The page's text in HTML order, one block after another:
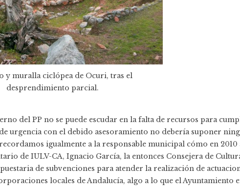
y muralla ciclópea de Ocuri, tras el
desprendimiento parcial.
del PP no se puede escudar en la falta de recursos para
urgencia con el debido asesoramiento no debería suponer
igualmente a la responsable municipal cómo en 2010
de IULV-CA, Ignacio García, la entonces Consejera de
de subvenciones para atender la realización de
locales de Andalucía, algo a lo que el Ayuntamiento